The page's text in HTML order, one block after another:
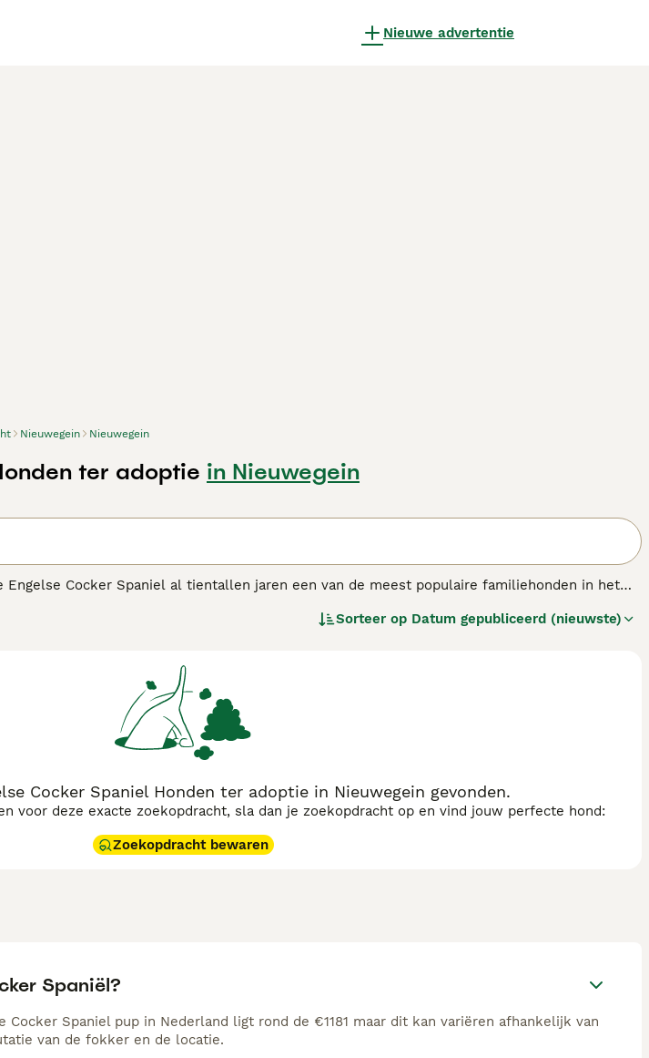
Nieuwe advertentie
Nieuwegein Nieuwegein
ter adoptie in Nieuwegein
Cocker Spaniel al tientallen jaren een van de meest populaire familiehonden in het
die zich goed aanpassen aan de meeste levensstijlen. Cockers zijn buitengewoon
informatie over dit hondenras.
Sorteer op Datum gepubliceerd (nieuwste)
Cocker Spaniel Honden ter adoptie in Nieuwegein gevonden.
voor deze exacte zoekopdracht, sla dan je zoekopdracht op en vind jouw perfecte hond:
Zoekopdracht bewaren
Spaniël?
Cocker Spaniel pup in Nederland ligt rond de €1181 maar dit kan variëren afhankelijk van
van de fokker en de locatie.